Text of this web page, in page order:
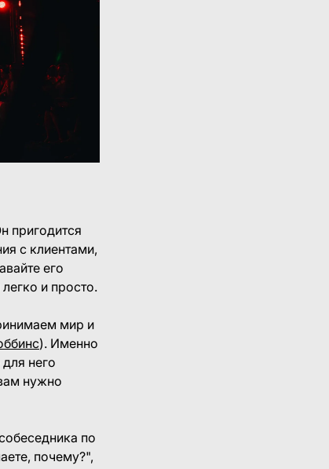
пригодится
с клиентами,
его
и просто.
мир и
). Именно
него
нужно
по
почему?",